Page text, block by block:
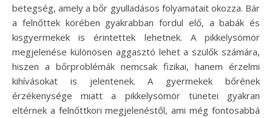
betegség, amely a bőr gyulladásos folyamatait okozza. Bár
a felnőttek körében gyakrabban fordul elő, a babák és
kisgyermekek is érintettek lehetnek. A pikkelysömör
megjelenése különösen aggasztó lehet a szülők számára,
hiszen a bőrproblémák nemcsak fizikai, hanem érzelmi
kihívásokat is jelentenek. A gyermekek bőrének
érzékenysége miatt a pikkelysömör tünetei gyakran
eltérnek a felnőttkori megjelenéstől, ami még fontosabbá